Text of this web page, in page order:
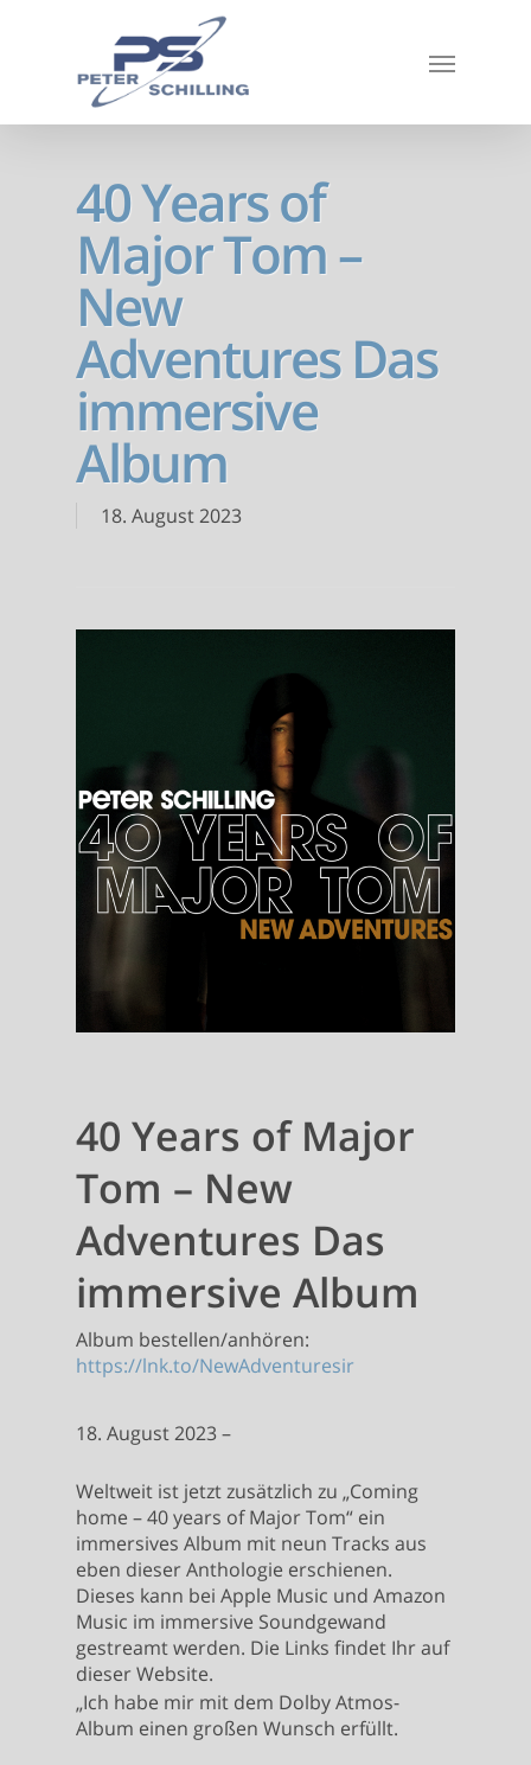
40 Years of
Major Tom –
New
Adventures Das
immersive
Album
18. August 2023
40 Years of Major
Tom – New
Adventures Das
immersive Album
Album bestellen/anhören:
https://lnk.to/NewAdventuresir
18. August 2023 –
Weltweit ist jetzt zusätzlich zu „Coming
home – 40 years of Major Tom“ ein
immersives Album mit neun Tracks aus
eben dieser Anthologie erschienen.
Dieses kann bei Apple Music und Amazon
Music im immersive Soundgewand
gestreamt werden. Die Links findet Ihr auf
dieser Website.
„Ich habe mir mit dem Dolby Atmos-
Album einen großen Wunsch erfüllt.